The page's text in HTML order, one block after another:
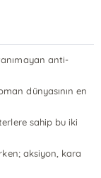
anti-
dünyasının en
sahip bu iki
aksiyon, kara